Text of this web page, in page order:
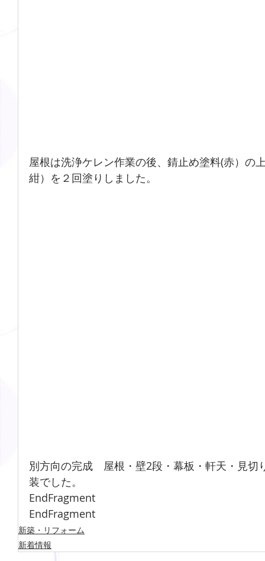
屋根は洗浄ケレン作業の後、錆止め塗料(赤）の
紺）を２回塗りしました。
別方向の完成　屋根・壁2段・幕板・軒天・見切
装でした。
EndFragment
EndFragment
新築・リフォーム
新着情報